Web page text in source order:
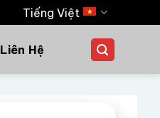
Tiếng Việt
Liên Hệ